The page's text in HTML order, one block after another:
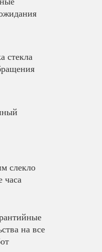
стекла
слекло
часа
на все